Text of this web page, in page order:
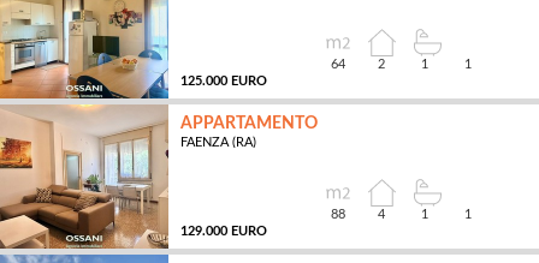
125.000 EURO
64 2 1 1
APPARTAMENTO
FAENZA (RA)
129.000 EURO
88 4 1 1